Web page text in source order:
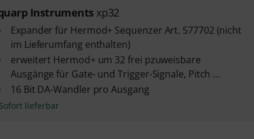
Instruments xp32
Expander für Hermod+ Sequenzer Art. 577702 (nicht
im Lieferumfang enthalten)
erweitert Hermod+ um 32 frei pzuweisbare
Ausgänge für Gate- und Trigger-Signale, Pitch ...
16 Bit DA-Wandler pro Ausgang
Sofort lieferbar